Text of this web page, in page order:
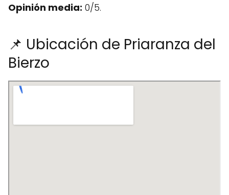
Opinión media: 0/5.
📌 Ubicación de Priaranza del
Bierzo